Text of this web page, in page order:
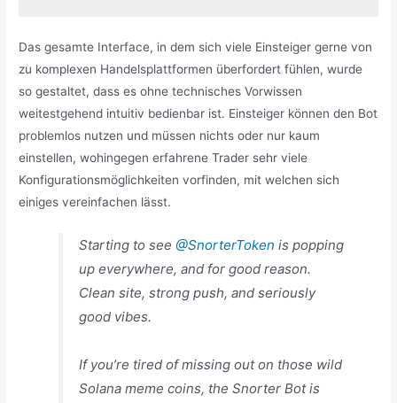
Das gesamte Interface, in dem sich viele Einsteiger gerne von
zu komplexen Handelsplattformen überfordert fühlen, wurde
so gestaltet, dass es ohne technisches Vorwissen
weitestgehend intuitiv bedienbar ist. Einsteiger können den Bot
problemlos nutzen und müssen nichts oder nur kaum
einstellen, wohingegen erfahrene Trader sehr viele
Konfigurationsmöglichkeiten vorfinden, mit welchen sich
einiges vereinfachen lässt.
Starting to see @SnorterToken is popping
up everywhere, and for good reason.
Clean site, strong push, and seriously
good vibes.
If you’re tired of missing out on those wild
Solana meme coins, the Snorter Bot is